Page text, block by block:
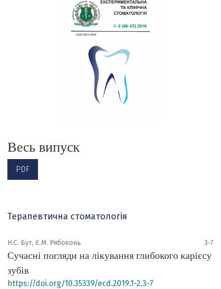
Весь випуск
PDF
Терапевтична стоматологія
Н.С. Бут, Є.М. Рябоконь 3-7
Сучасні погляди на лікування глибокого карієсу
зубів
https://doi.org/10.35339/ecd.2019.1-2.3-7